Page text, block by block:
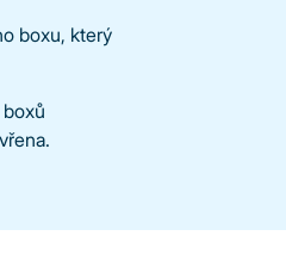
boxu, který